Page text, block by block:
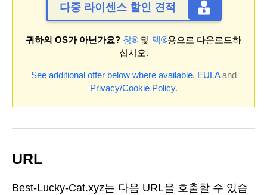
다중 라이센스 할인 견적
귀하의 OS가 아닌가요? 창® 및 맥®용으로 다운로드하
십시오.
See additional offer below where available. EULAand
Privacy/Cookie Policy.
URL
Best-Lucky-Cat.xyz는 다음 URL을 호출할 수 있습